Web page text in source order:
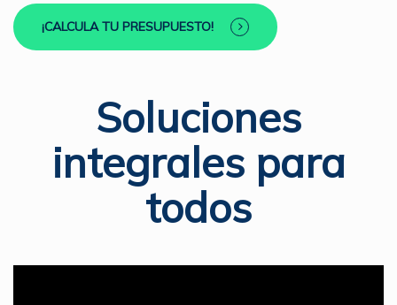
¡CALCULA TU PRESUPUESTO!
Soluciones
integrales para
todos